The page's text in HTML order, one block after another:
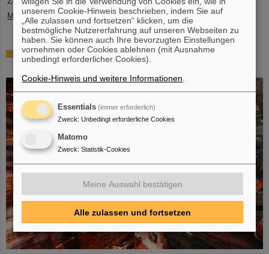
Mehr »
Glänzender Fortschritt: Erste Tanksektion des
neuen Alvarez erfolgreich verkupfert
unserem Cookie-Hinweis beschrieben, indem Sie auf
„Alle zulassen und fortsetzen“ klicken, um die
bestmögliche Nutzererfahrung auf unseren Webseiten zu
haben. Sie können auch Ihre bevorzugten Einstellungen
vornehmen oder Cookies ablehnen (mit Ausnahme
unbedingt erforderlicher Cookies).
Cookie-Hinweis und weitere Informationen
Essentials (immer erforderlich)
Zweck: Unbedingt erforderliche Cookies
Matomo
Zweck: Statistik-Cookies
Meine Auswahl bestätigen
Alle zulassen und fortsetzen